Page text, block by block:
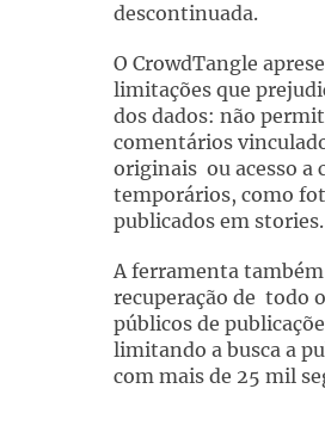
descontinuada.
O CrowdTangle
limitações que
dos dados: não
comentários
originais ou acesso a
temporários, como
publicados em stories.
A ferramenta
recuperação de todo
públicos de
limitando a busca a
com mais de 25 mil